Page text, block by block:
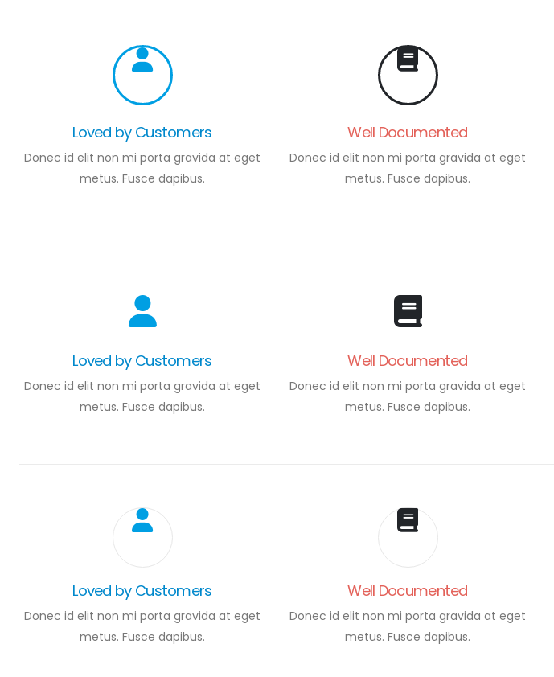
Loved by Customers
Donec id elit non mi porta gravida at eget
metus. Fusce dapibus.
Well Documented
Donec id elit non mi porta gravida at eget
metus. Fusce dapibus.
Loved by Customers
Donec id elit non mi porta gravida at eget
metus. Fusce dapibus.
Well Documented
Donec id elit non mi porta gravida at eget
metus. Fusce dapibus.
Loved by Customers
Donec id elit non mi porta gravida at eget
metus. Fusce dapibus.
Well Documented
Donec id elit non mi porta gravida at eget
metus. Fusce dapibus.